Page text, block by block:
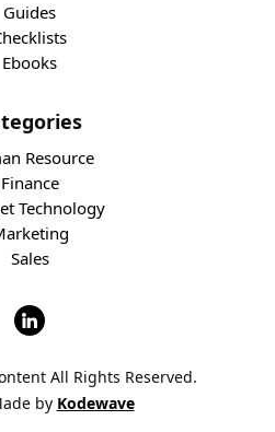
Guides
Ebooks
Resource
Finance
Technology
Sales
All Rights Reserved.
by Kodewave